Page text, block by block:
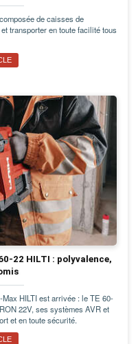
de caisses de
transporter en toute facilité tous
22 HILTI : polyvalence,
HILTI est arrivée : le TE 60-
22V, ses systèmes AVR et
et en toute sécurité.